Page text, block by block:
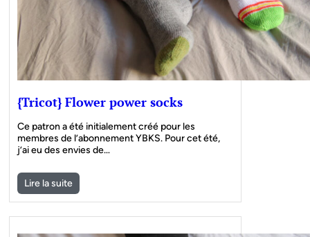
{Tricot} Flower power socks
Ce patron a été initialement créé pour les
membres de l’abonnement YBKS. Pour cet été,
j’ai eu des envies de…
Lire la suite